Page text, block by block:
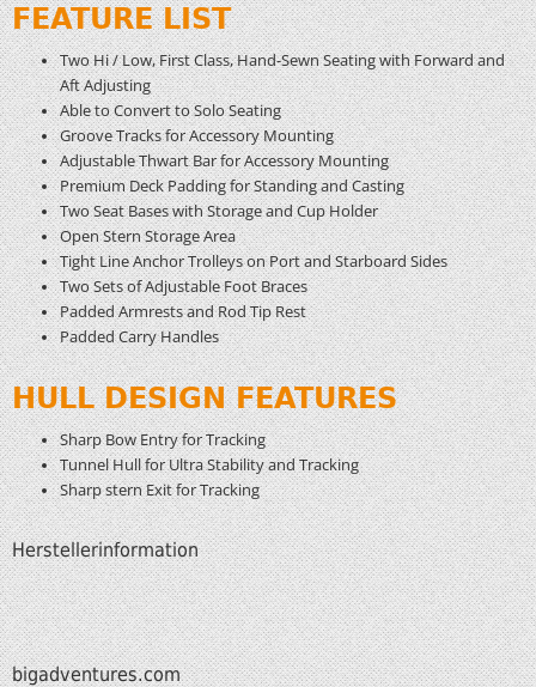
FEATURE LIST
Two Hi / Low, First Class, Hand-Sewn Seating with Forward and
Aft Adjusting
Able to Convert to Solo Seating
Groove Tracks for Accessory Mounting
Adjustable Thwart Bar for Accessory Mounting
Premium Deck Padding for Standing and Casting
Two Seat Bases with Storage and Cup Holder
Open Stern Storage Area
Tight Line Anchor Trolleys on Port and Starboard Sides
Two Sets of Adjustable Foot Braces
Padded Armrests and Rod Tip Rest
Padded Carry Handles
HULL DESIGN FEATURES
Sharp Bow Entry for Tracking
Tunnel Hull for Ultra Stability and Tracking
Sharp stern Exit for Tracking
Herstellerinformation
bigadventures.com